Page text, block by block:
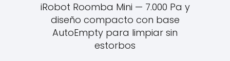
iRobot Roomba Mini — 7.000 Pa y
diseño compacto con base
AutoEmpty para limpiar sin
estorbos